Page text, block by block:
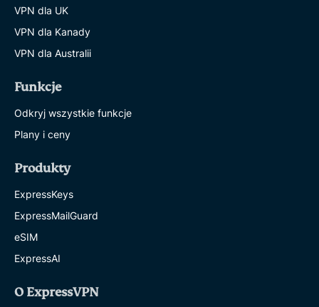
VPN dla UK
VPN dla Kanady
VPN dla Australii
Funkcje
Odkryj wszystkie funkcje
Plany i ceny
Produkty
ExpressKeys
ExpressMailGuard
eSIM
ExpressAI
O ExpressVPN